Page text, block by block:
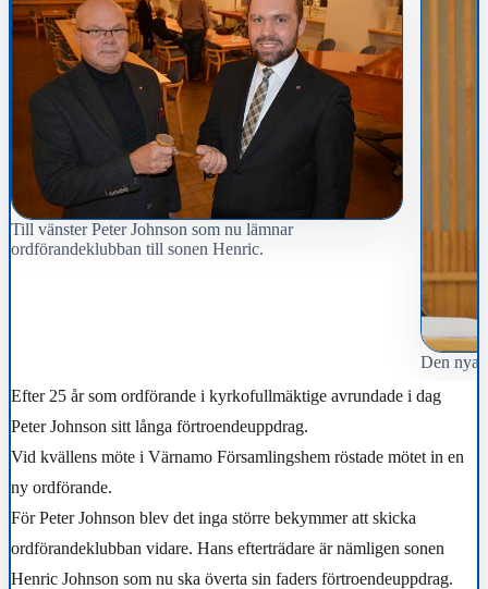
Till vänster Peter Johnson som nu lämnar
ordförandeklubban till sonen Henric.
Den nya
Efter 25 år som ordförande i kyrkofullmäktige avrundade i dag
Peter Johnson sitt långa förtroendeuppdrag.
Vid kvällens möte i Värnamo Församlingshem röstade mötet in en
ny ordförande.
För Peter Johnson blev det inga större bekymmer att skicka
ordförandeklubban vidare. Hans efterträdare är nämligen sonen
Henric Johnson som nu ska överta sin faders förtroendeuppdrag.